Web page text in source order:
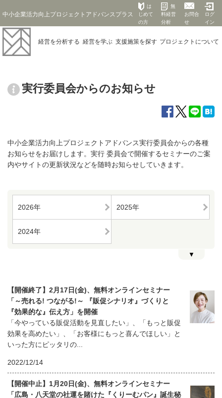
中小企業活力向上プロジェクトアドバンスプラス
は
じめて
の方
無
料経営
分析
お問合
せ
ログ
イン
経営を分析する 経営を学ぶ 支援施策を探す プロジェクト について
実行委員会からのお知らせ
中小企業活力向上プロジェクトアドバンス実行委員会からの各種
お知らせをお届けします。実行 委員会で開催するセミナーのご案
内やサイトの更新状況などを随時お知らせしていきます。
2026年 2025年
2024年
▼
【開催終了】2月17日(金)、無料オンラインセミナー
「～売れる! つながる!～ 『販促シナリオ』づくりと
『効果的な』伝え方」を開催
「今やっている販促活動を見直したい」、「もっと販促
効果を高めたい」、「お客様にもっと喜んでほしい」と
いった方にピッタリの...
2022/12/14
【開催中止】1月20日(金)、無料オンラインセミナー
「広島・八天堂の社運を賭けた『くりーむパン』誕生秘